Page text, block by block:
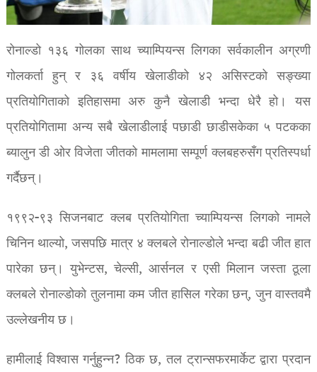
रोनाल्डो १३६ गोलका साथ च्याम्पियन्स लिगका सर्वकालीन अग्रणी
गोलकर्ता हुन् र ३६ वर्षीय खेलाडीको ४२ असिस्टको सङ्ख्या
प्रतियोगिताको इतिहासमा अरु कुनै खेलाडी भन्दा धेरै हो। यस
प्रतियोगितामा अन्य सबै खेलाडीलाई पछाडी छाडीसकेका ५ पटकका
ब्यालुन डी ओर विजेता जीतको मामलामा सम्पूर्ण क्लबहरुसँग प्रतिस्पर्धा
गर्दैछन्।
१९९२-९३ सिजनबाट क्लब प्रतियोगिता च्याम्पियन्स लिगको नामले
चिनिन थाल्यो, जसपछि मात्र ४ क्लबले रोनाल्डोले भन्दा बढी जीत हात
पारेका छन्। युभेन्टस, चेल्सी, आर्सनल र एसी मिलान जस्ता ठूला
क्लबले रोनाल्डोको तुलनामा कम जीत हासिल गरेका छन्, जुन वास्तवमै
उल्लेखनीय छ।
हामीलाई विश्वास गर्नुहुन्न? ठिक छ, तल ट्रान्सफरमार्केट द्वारा प्रदान